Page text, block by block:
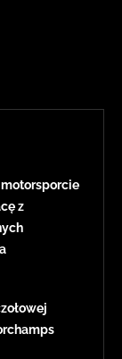
motorsporcie
z